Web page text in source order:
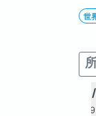
世
2027/
可售名額: 19